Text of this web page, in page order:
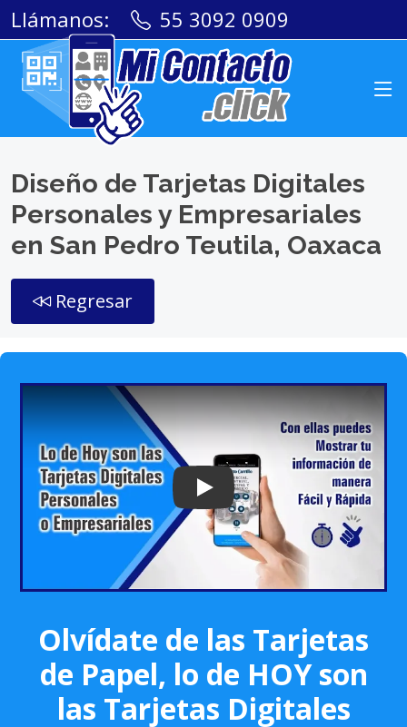
Llámanos: 55 3092 0909
Diseño de Tarjetas Digitales
Personales y Empresariales
en San Pedro Teutila, Oaxaca
Regresar
Play: Keynote (Google I/O '18)
Olvídate de las Tarjetas
de Papel, lo de HOY son
las Tarjetas Digitales